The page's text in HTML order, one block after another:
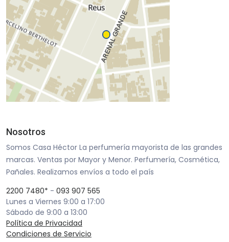
Nosotros
Somos Casa Héctor La perfumería mayorista de las grandes
marcas. Ventas por Mayor y Menor. Perfumería, Cosmética,
Pañales. Realizamos envíos a todo el país
2200 7480* - 093 907 565
Lunes a Viernes 9:00 a 17:00
Sábado de 9:00 a 13:00
Política de Privacidad
Condiciones de Servicio